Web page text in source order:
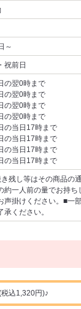
～
祝前日
の翌0時まで
の翌0時まで
の翌0時まで
の翌0時まで
の当日17時まで
の当日17時まで
の当日17時まで
当日17時まで
残し等はその商品の
約一人前の量でお持
声掛けください。■一
承ください。
込1,320円)♪